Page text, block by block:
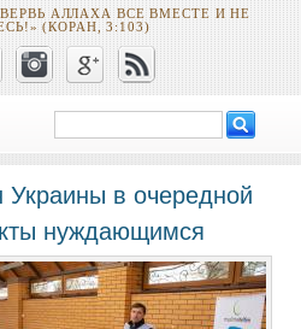
АЛЛАХА ВСЕ ВМЕСТЕ И НЕ
(КОРАН, 3:103)
Форма поиска
Украины в очередной
нуждающимся